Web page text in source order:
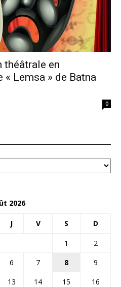
théâtrale en
« Lemsa » de Batna
0
2026
J V S D
1
2
6 7 8
9
13 14 15
16